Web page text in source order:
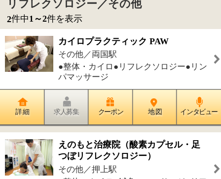
詳 細 求人募集 クーポン 地 図 インタビュー
えのもと治療院（酸素カプセル・足
つぼリフレクソロジー）
その他／押上駅
●整体・カイロ●鍼灸・マッサージ●リフ
レクソロジー●骨盤矯正●酸素カプセル
詳 細 求人募集 クーポン 地 図 インタビュー
件中1～2 件を表示